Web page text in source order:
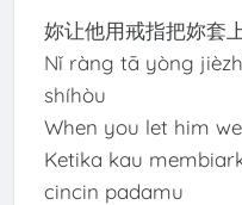
妳让他用戒指把妳套
Nǐ ràng tā yòng
shíhòu
When you let him
Ketika kau
cincin padamu